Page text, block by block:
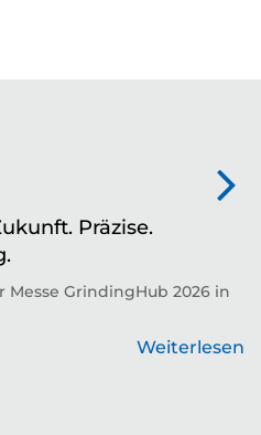
Präzise.
Messe GrindingHub 2026 in
Weiterlesen